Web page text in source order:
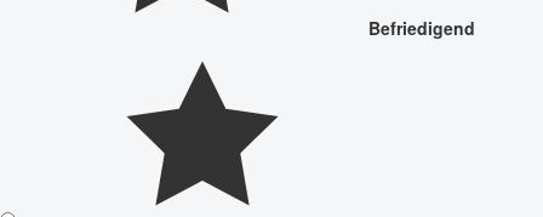
Befriedigend